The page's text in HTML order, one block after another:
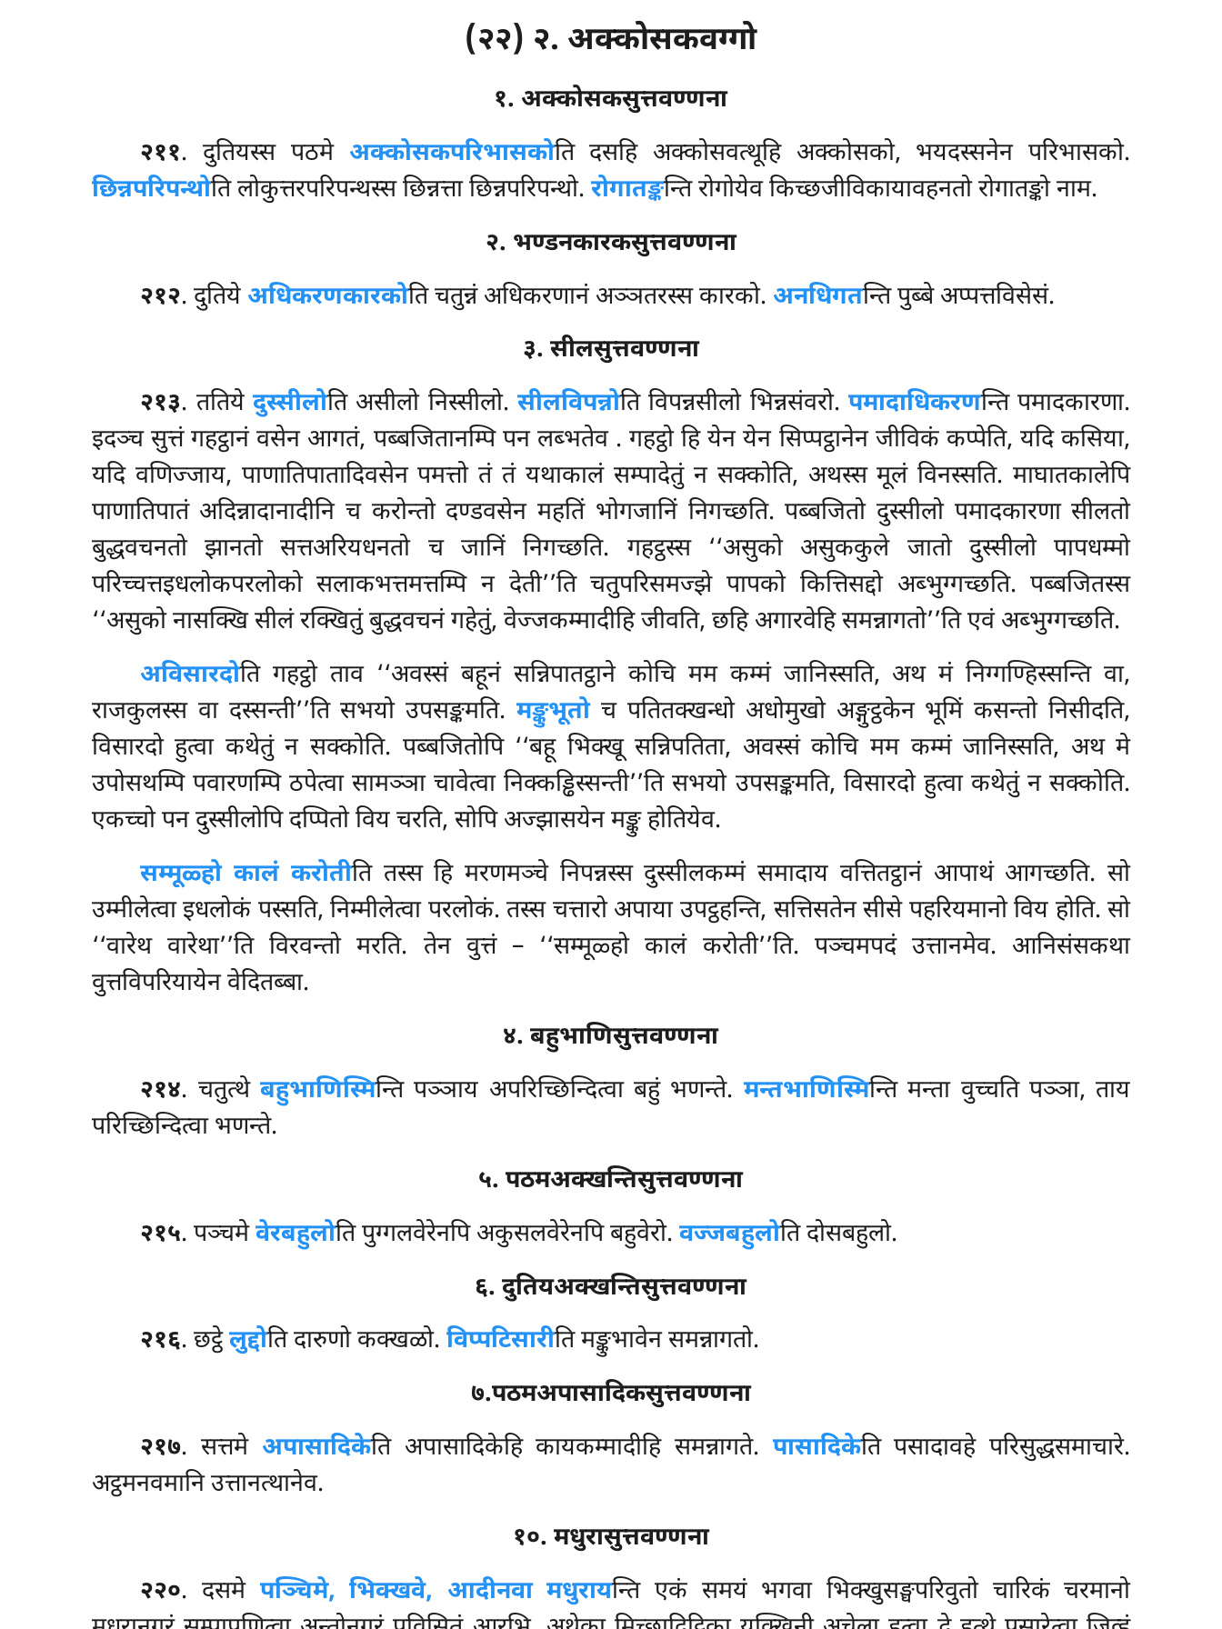
(२२) २. अक्कोसकवग्गो
१. अक्कोसकसुत्तवण्णना
२११. दुतियस्स पठमे अक्कोसकपरिभासकोति दसहि अक्कोसवत्थूहि अक्कोसको, भयदस्सनेन परिभासको.
छिन्नपरिपन्थोति लोकुत्तरपरिपन्थस्स छिन्नत्ता छिन्नपरिपन्थो. रोगातङ्कन्ति रोगोयेव किच्छजीविकायावहनतो रोगातङ्को नाम.
२. भण्डनकारकसुत्तवण्णना
२१२. दुतिये अधिकरणकारकोति चतुन्नं अधिकरणानं अञ्ञतरस्स कारको. अनधिगतन्ति पुब्बे अप्पत्तविसेसं.
३. सीलसुत्तवण्णना
२१३. ततिये दुस्सीलोति असीलो निस्सीलो. सीलविपन्नोति विपन्नसीलो भिन्नसंवरो. पमादाधिकरणन्ति पमादकारणा.
इदञ्च सुत्तं गहट्ठानं वसेन आगतं, पब्बजितानम्पि पन लब्भतेव . गहट्ठो हि येन येन सिप्पट्ठानेन जीविकं कप्पेति, यदि कसिया,
यदि वणिज्जाय, पाणातिपातादिवसेन पमत्तो तं तं यथाकालं सम्पादेतुं न सक्कोति, अथस्स मूलं विनस्सति. माघातकालेपि
पाणातिपातं अदिन्नादानादीनि च करोन्तो दण्डवसेन महतिं भोगजानिं निगच्छति. पब्बजितो दुस्सीलो पमादकारणा सीलतो
बुद्धवचनतो झानतो सत्तअरियधनतो च जानिं निगच्छति. गहट्ठस्स ‘‘असुको असुककुले जातो दुस्सीलो पापधम्मो
परिच्चत्तइधलोकपरलोको सलाकभत्तमत्तम्पि न देती’’ति चतुपरिसमज्झे पापको कित्तिसद्दो अब्भुग्गच्छति. पब्बजितस्स
‘‘असुको नासक्खि सीलं रक्खितुं बुद्धवचनंगहेतुं, वेज्जकम्मादीहि जीवति, छहि अगारवेहि समन्नागतो’’ति एवं अब्भुग्गच्छति.
अविसारदोति गहट्ठो ताव ‘‘अवस्सं बहूनं सन्निपातट्ठाने कोचि मम कम्मं जानिस्सति, अथ मं निग्गण्हिस्सन्ति वा,
राजकुलस्स वा दस्सन्ती’’ति सभयो उपसङ्कमति.मङ्कुभूतोच पतितक्खन्धो अधोमुखो अङ्गुट्ठकेन भूमिं कसन्तो निसीदति,
विसारदो हुत्वा कथेतुं न सक्कोति. पब्बजितोपि ‘‘बहू भिक्खू सन्निपतिता, अवस्सं कोचि मम कम्मं जानिस्सति, अथ मे
उपोसथम्पि पवारणम्पि ठपेत्वा सामञ्ञा चावेत्वा निक्कड्ढिस्सन्ती’’ति सभयो उपसङ्कमति, विसारदो हुत्वा कथेतुं न सक्कोति.
एकच्चो पन दुस्सीलोपि दप्पितो विय चरति, सोपि अज्झासयेन मङ्कु होतियेव.
सम्मूळ्हो कालं करोतीति तस्स हि मरणमञ्चे निपन्नस्स दुस्सीलकम्मं समादाय वत्तितट्ठानं आपाथं आगच्छति. सो
उम्मीलेत्वा इधलोकं पस्सति, निम्मीलेत्वा परलोकं. तस्स चत्तारो अपाया उपट्ठहन्ति, सत्तिसतेन सीसे पहरियमानो विय होति. सो
‘‘वारेथ वारेथा’’ति विरवन्तो मरति. तेन वुत्तं – ‘‘सम्मूळ्हो कालं करोती’’ति. पञ्चमपदं उत्तानमेव. आनिसंसकथा
वुत्तविपरियायेन वेदितब्बा.
४. बहुभाणिसुत्तवण्णना
२१४. चतुत्थेबहुभाणिस्मिन्ति पञ्ञाय अपरिच्छिन्दित्वा बहुं भणन्ते. मन्तभाणिस्मिन्तिमन्ता वुच्चति पञ्ञा, ताय
परिच्छिन्दित्वा भणन्ते.
५. पठमअक्खन्तिसुत्तवण्णना
२१५. पञ्चमेवेरबहुलोति पुग्गलवेरेनपि अकुसलवेरेनपि बहुवेरो.वज्जबहुलोति दोसबहुलो.
६. दुतियअक्खन्तिसुत्तवण्णना
२१६. छट्ठेलुद्दोति दारुणो कक्खळो.विप्पटिसारीति मङ्कुभावेन समन्नागतो.
७.पठमअपासादिकसुत्तवण्णना
२१७. सत्तमे अपासादिकेति अपासादिकेहि कायकम्मादीहि समन्नागते. पासादिकेति पसादावहे परिसुद्धसमाचारे.
अट्ठमनवमानि उत्तानत्थानेव.
१०. मधुरासुत्तवण्णना
२२०. दसमे पञ्चिमे, भिक्खवे, आदीनवा मधुरायन्ति एकं समयं भगवा भिक्खुसङ्घपरिवुतो चारिकं चरमानो